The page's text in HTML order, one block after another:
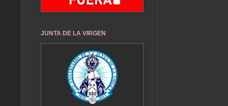
JUNTA DE LA VIRGEN